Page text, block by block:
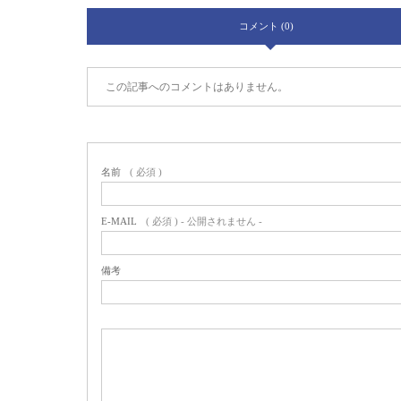
コメント (0)
この記事へのコメントはありません。
名前 ( 必須 )
E-MAIL ( 必須 ) - 公開されません -
備考